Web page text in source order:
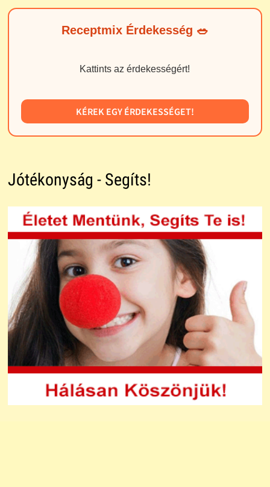
Receptmix Érdekesség 🥗
Kattints az érdekességért!
KÉREK EGY ÉRDEKESSÉGET!
Jótékonyság - Segíts!